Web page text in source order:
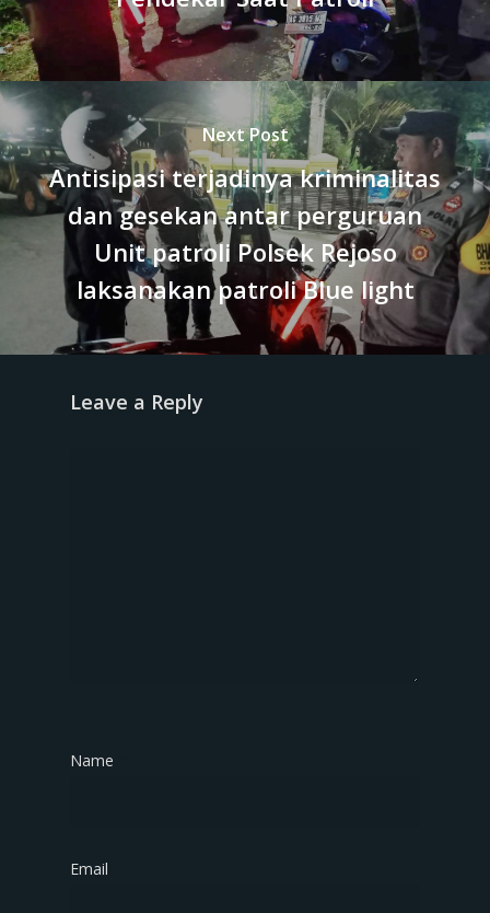
Next Post
Antisipasi terjadinya kriminalitas
dan gesekan antar perguruan
Unit patroli Polsek Rejoso
laksanakan patroli Blue light
Leave a Reply
Name
Email